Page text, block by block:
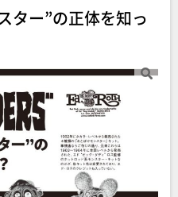
ター”の正体を知っ